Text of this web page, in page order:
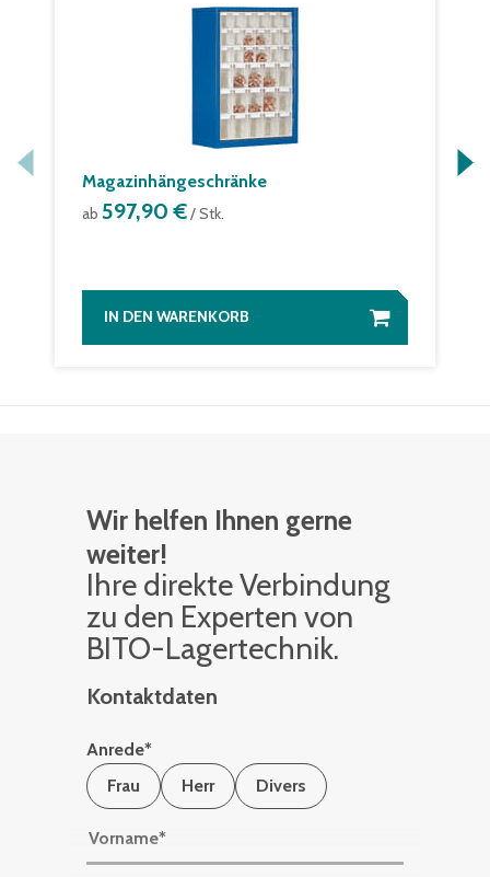
Magazinhängeschränke
ab 597,90 €/ Stk.
IN DEN WARENKORB
Wir helfen Ihnen gerne
weiter!
Ihre di­rek­te Ver­bin­dung
zu den Ex­per­ten von
BITO-La­ger­tech­nik.
Kontaktdaten
Anrede*
Frau
Herr Divers
Vorname*